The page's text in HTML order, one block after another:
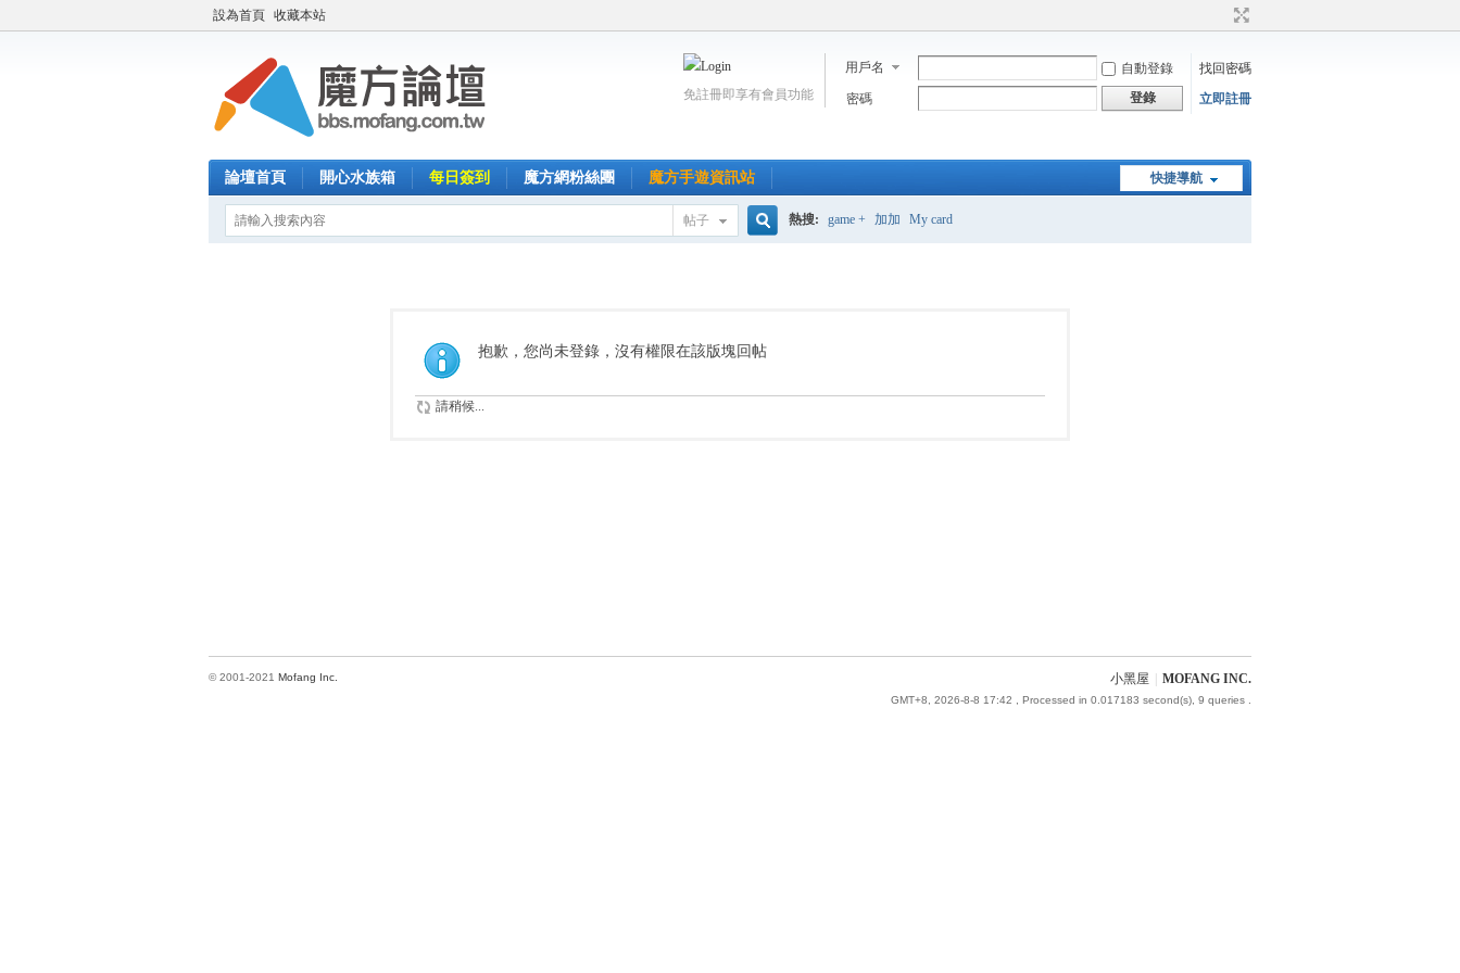
設為首頁 收藏本站
用戶名 自動登錄
找回密碼
密碼
登錄 立即註冊
免註冊即享有會員功能
快捷導航
論壇首頁 開心水族箱 每日簽到 魔方網粉絲團 魔方手遊資訊站
帖子
索
熱搜: game + 加加 My card
抱歉，您尚未登錄，沒有權限在該版塊回帖
請稍候...
小黑屋 MOFANG INC.
GMT+8, 2026-8-8 17:42 , Processed in 0.017183 second(s), 9 queries .
© 2001-2021 Mofang Inc.